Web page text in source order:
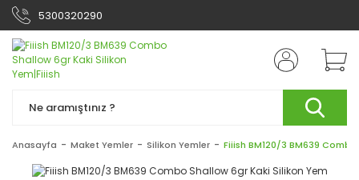
5300320290
Anasayfa Maket Yemler Silikon Yemler Fiiish BM120/3 BM639